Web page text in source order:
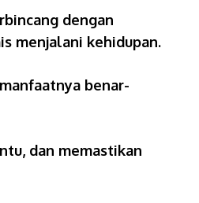
dengan
menjalani kehidupan.
benar-
dan memastikan